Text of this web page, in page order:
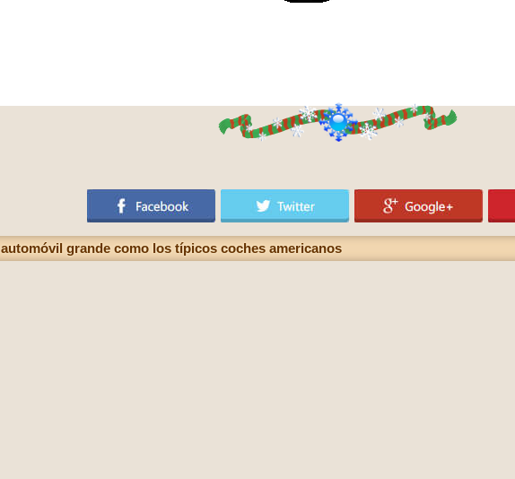
grande como los típicos coches americanos